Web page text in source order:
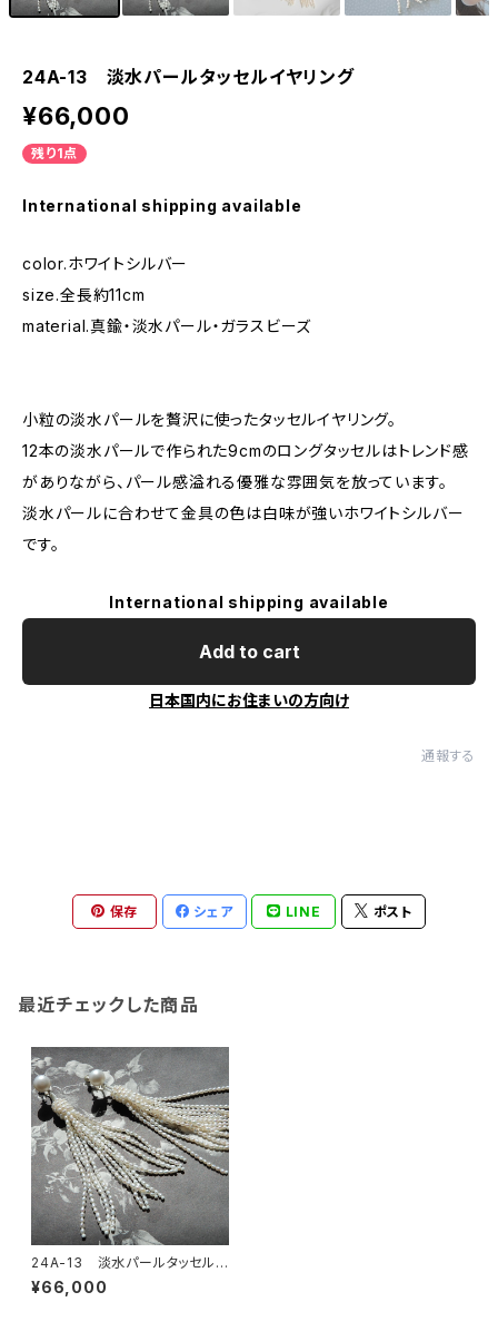
24A-13 淡水パールタッセルイヤリング
¥66,000
残り1点
International shipping available
color.ホワイトシルバー
size.全長約11cm
material.真鍮・淡水パール・ガラスビーズ
小粒の淡水パールを贅沢に使ったタッセルイヤリング。
12本の淡水パールで作られた9cmのロングタッセルはトレンド感
がありながら、パール感溢れる優雅な雰囲気を放っています。
淡水パールに合わせて金具の色は白味が強いホワイトシルバー
です。
International shipping available
Add to cart
日本国内にお住まいの方向け
通報する
保存 シェア LINE ポスト
最近チェックした商品
24A-13 淡水パールタッセルイ
ヤリング
¥66,000